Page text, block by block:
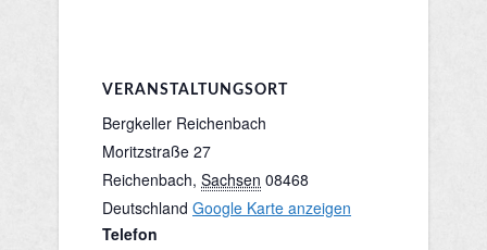
VERANSTALTUNGSORT
Bergkeller Reichenbach
Moritzstraße 27
Reichenbach, Sachsen 08468
Deutschland Google Karte anzeigen
Telefon